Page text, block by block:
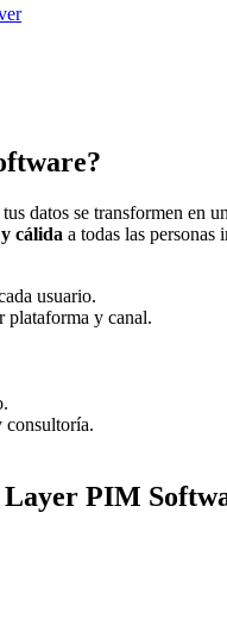
?
datos se transformen en
cálida a todas las
usuario.
plataforma y canal.
consultoría.
Layer PIM